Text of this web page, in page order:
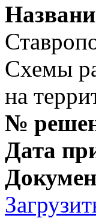
Схемы
на
№
Дата